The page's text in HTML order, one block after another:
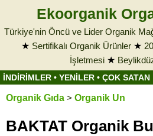
Ekoorganik
Türkiye'nin Öncü ve Lider Organik
★ Sertifikalı Organik Ürünler★
İşletmesi ★
İNDİRİMLER • YENİLER • ÇOK SATAN
Organik Gıda > Organik Un
BAKTAT Organik